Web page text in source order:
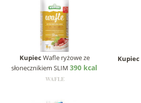
Kupiec Wafle ryżowe ze
słonecznikiem SLIM 390 kcal
WAFLE
Kupiec